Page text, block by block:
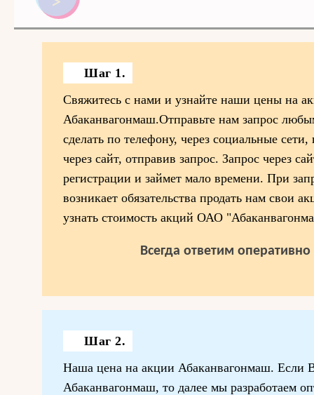
Шаг 1.
Свяжитесь с нами и узнайте наши цены на
Абаканвагонмаш.Отправьте нам запрос
сделать по телефону, через социальные
через сайт, отправив запрос. Запрос через
регистрации и займет мало времени. При
возникает обязательства продать нам свои
узнать стоимость акций ОАО
Всегда ответим
Шаг 2.
Наша цена на акции Абаканвагонмаш. Если
Абаканвагонмаш, то далее мы разработаем